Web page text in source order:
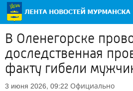
В Оленегорске
доследственная
факту гибели
3 июня 2026, 09:22 Официально